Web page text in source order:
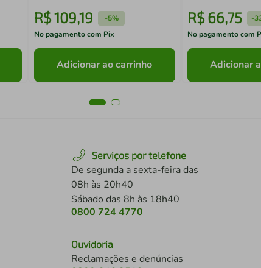
R$109,19 -5%
No pagamento com Pix
Adicionar ao carrinho
R$ 66,75 -
No pagamento com
Adicionar
Serviços por telefone
De segunda a sexta-feira das
08h às 20h40
Sábado das 8h às 18h40
0800 724 4770
Ouvidoria
Reclamações e denúncias